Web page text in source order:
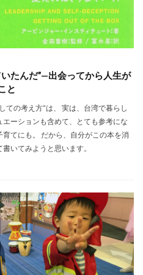
たんだ”—出会ってから人生が
と
ての考え方”は、 実は、台湾で暮らし
ーションも含めて、とても参考にな
てにも。 だから、自分がこの本を消
いてみようと思います。